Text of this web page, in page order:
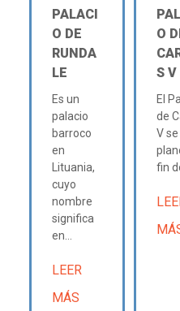
PALACI
O DE
RUNDA
LE
Es un
palacio
barroco
en
Lituania,
cuyo
nombre
significa
en...
LEER
MÁS
O
S V
El
de
V se
fin